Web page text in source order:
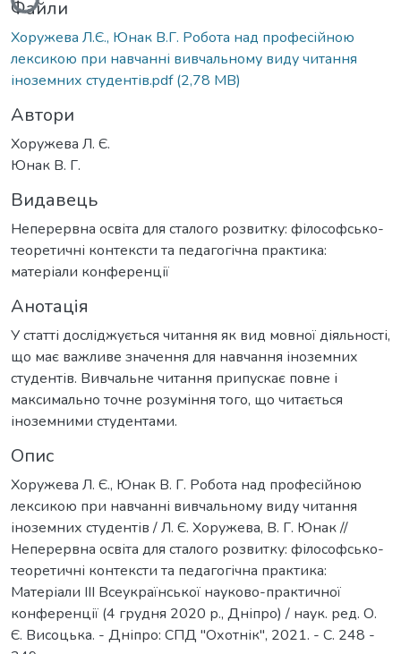
Файли
Хоружева Л.Є., Юнак В.Г. Робота над професійною
лексикою при навчанні вивчальному виду читання
іноземних студентів.pdf(2,78 MB)
Автори
Хоружева Л. Є.
Юнак В. Г.
Видавець
Неперервна освіта для сталого розвитку: філософсько-
теоретичні контексти та педагогічна практика:
матеріали конференції
Анотація
У статті досліджується читання як вид мовної діяльності,
що має важливе значення для навчання іноземних
студентів. Вивчальне читання припускає повне і
максимально точне розуміння того, що читається
іноземними студентами.
Опис
Хоружева Л. Є., Юнак В. Г. Робота над професійною
лексикою при навчанні вивчальному виду читання
іноземних студентів / Л. Є. Хоружева, В. Г. Юнак //
Неперервна освіта для сталого розвитку: філософсько-
теоретичні контексти та педагогічна практика:
Матеріали ІІІ Всеукраїнської науково-практичної
конференції (4 грудня 2020 р., Дніпро) / наук. ред. О.
Є. Висоцька. - Дніпро: СПД "Охотнік", 2021. - С. 248 -